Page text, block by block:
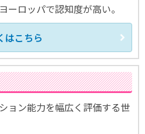
ーロッパで認知度が高い。
はこちら
ョン能力を幅広く評価する世